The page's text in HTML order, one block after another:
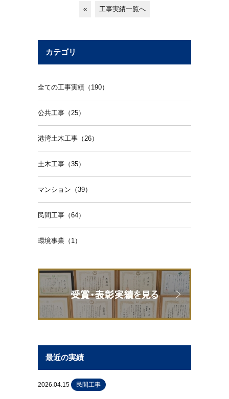
« 工事実績一覧へ
カテゴリ
全ての工事実績（190）
公共工事（25）
港湾土木工事（26）
土木工事（35）
マンション（39）
民間工事（64）
環境事業（1）
最近の実績
2026.04.15 民間工事